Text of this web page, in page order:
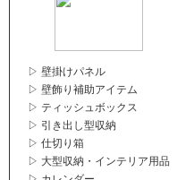
▷ 壁掛けパネル
▷ 壁飾り補助アイテム
▷ ティッシュボックス
▷ 引き出し型収納
▷ 仕切り箱
▷ 大型収納・インテリア用品